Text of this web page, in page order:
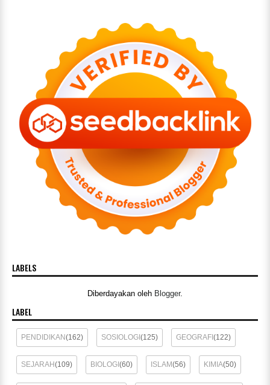
LABELS
Diberdayakan oleh Blogger.
LABEL
PENDIDIKAN(162) SOSIOLOGI(125) GEOGRAFI(122)
SEJARAH(109) BIOLOGI(60) ISLAM(56) KIMIA(50)